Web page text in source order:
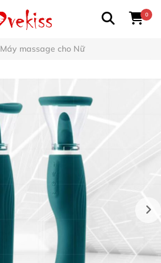
0
Máy massage cho Nữ